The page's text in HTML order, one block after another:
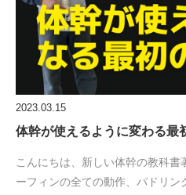
2023.03.15
体幹が使えるように変わる最
こんにちは、新しい体幹の教科
ーフィンの全ての動作、パドリン